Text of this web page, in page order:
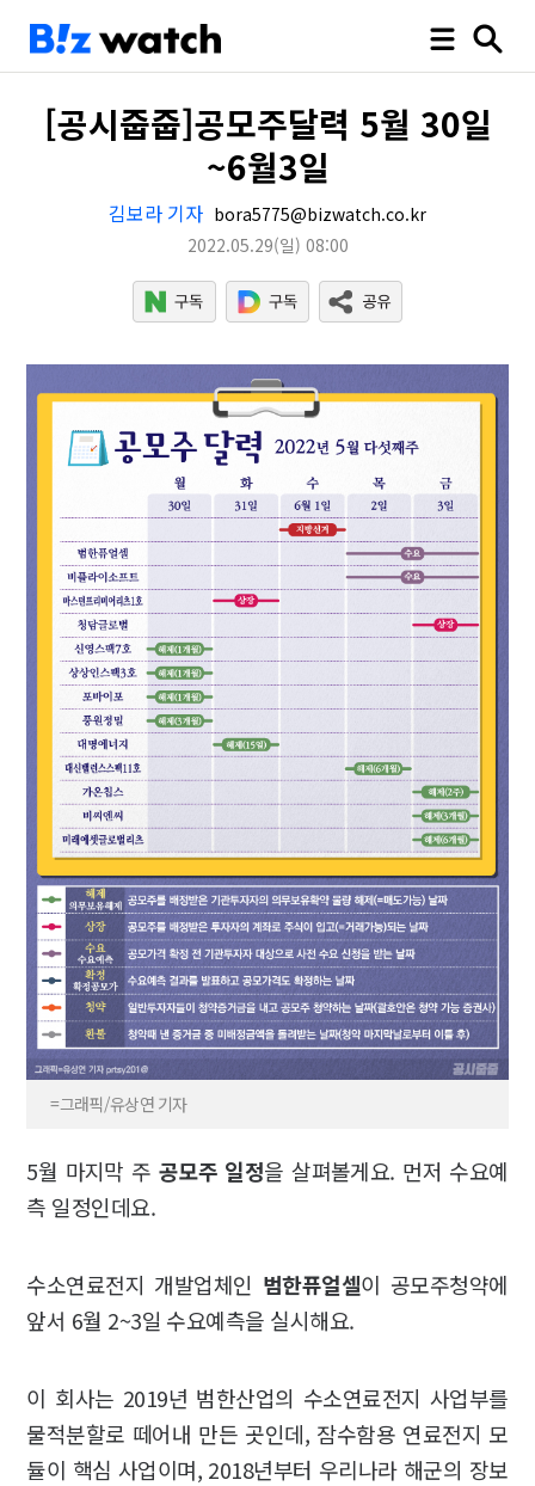
[공시줍줍]공모주달력 5월 30일
~6월3일
김보라 기자 bora5775@bizwatch.co.kr
2022.05.29(일) 08:00
=그래픽/유상연 기자
5월 마지막 주 공모주 일정을 살펴볼게요. 먼저 수요예
측 일정인데요.
수소연료전지 개발업체인 범한퓨얼셀이 공모주청약에
앞서 6월 2~3일 수요예측을 실시해요.
이 회사는 2019년 범한산업의 수소연료전지 사업부를
물적분할로 떼어내 만든 곳인데, 잠수함용 연료전지 모
듈이 핵심 사업이며, 2018년부터 우리나라 해군의 장보